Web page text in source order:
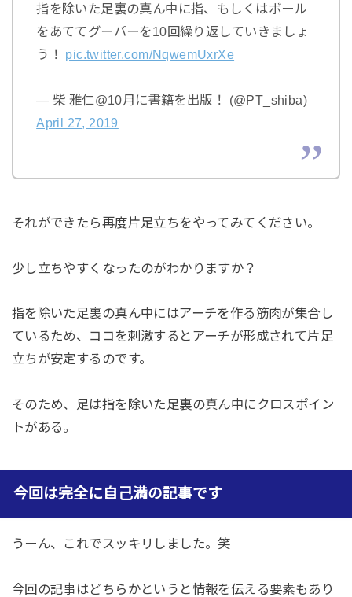
指を除いた足裏の真ん中に指、もしくはボール
をあててグーパーを10回繰り返していきましょ
う！ pic.twitter.com/NqwemUxrXe
— 柴 雅仁@10月に書籍を出版！ (@PT_shiba)
April 27, 2019
それができたら再度片足立ちをやってみてください。
少し立ちやすくなったのがわかりますか？
指を除いた足裏の真ん中にはアーチを作る筋肉が集合し
ているため、ココを刺激するとアーチが形成されて片足
立ちが安定するのです。
そのため、足は指を除いた足裏の真ん中にクロスポイン
トがある。
今回は完全に自己満の記事です
うーん、これでスッキリしました。笑
今回の記事はどちらかというと情報を伝える要素もあり